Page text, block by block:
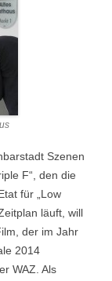
Szenen
F“, den die
für „Low
läuft, will
der im Jahr
2014
WAZ. Als